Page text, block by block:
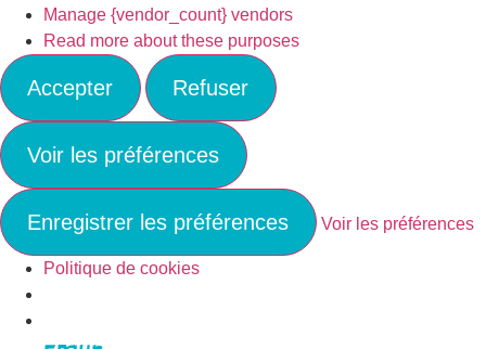
Manage {vendor_count} vendors
Read more about these purposes
Accepter Refuser
Voir les préférences
Enregistrer les préférences Voir les préférences
Politique de cookies